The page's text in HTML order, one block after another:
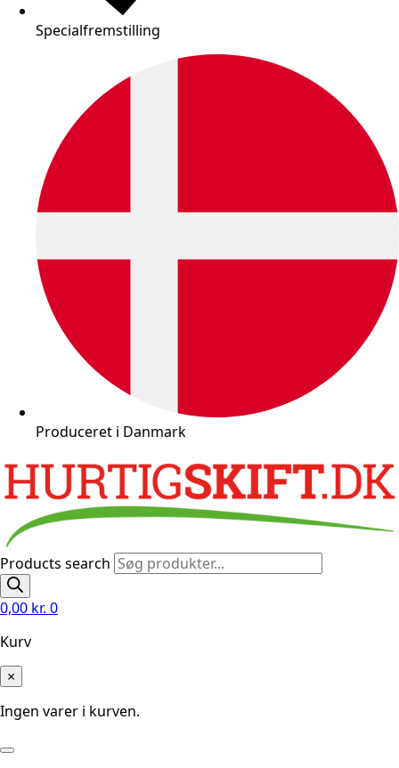
Specialfremstilling
Produceret i Danmark
Products search
0,00 kr. 0
Kurv
×
Ingen varer i kurven.